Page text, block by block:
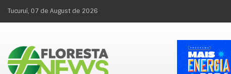
Tucuruí, 07 de August de 2026